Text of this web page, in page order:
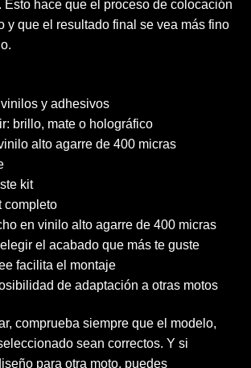
hace que el proceso de colocación
y que el resultado final se vea más fino
y adhesivos
brillo, mate o holográfico
alto agarre de 400 micras
kit
completo
en vinilo alto agarre de 400 micras
el acabado que más te guste
facilita el montaje
de adaptación a otras motos
comprueba siempre que el modelo,
sean correctos. Y si
para otra moto, puedes